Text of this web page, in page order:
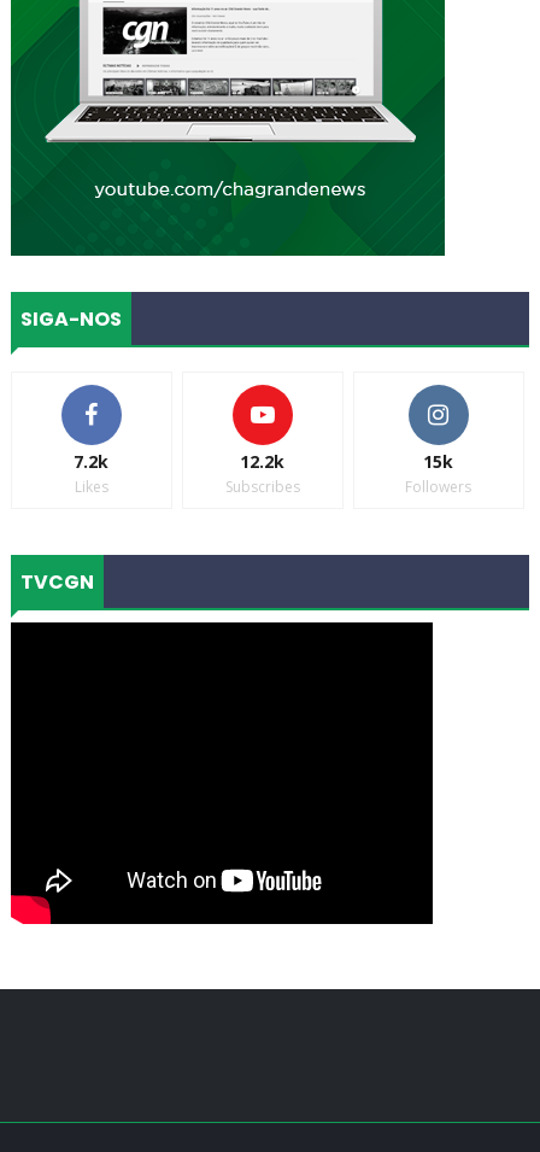
SIGA-NOS
7.2k
Likes
12.2k
Subscribes
15k
Followers
TVCGN